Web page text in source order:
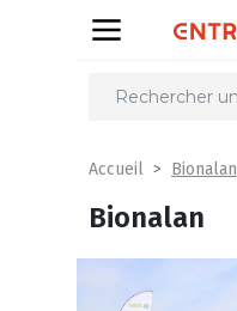
Accueil Bionalan
Bionalan